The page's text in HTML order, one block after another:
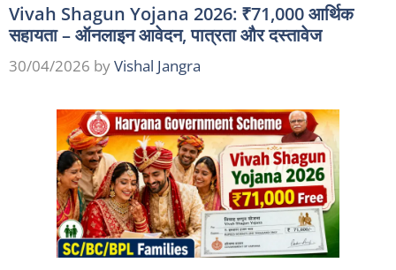
Vivah Shagun Yojana 2026: ₹71,000 आर्थिक
सहायता – ऑनलाइन आवेदन, पात्रता और दस्तावेज
30/04/2026 byVishal Jangra